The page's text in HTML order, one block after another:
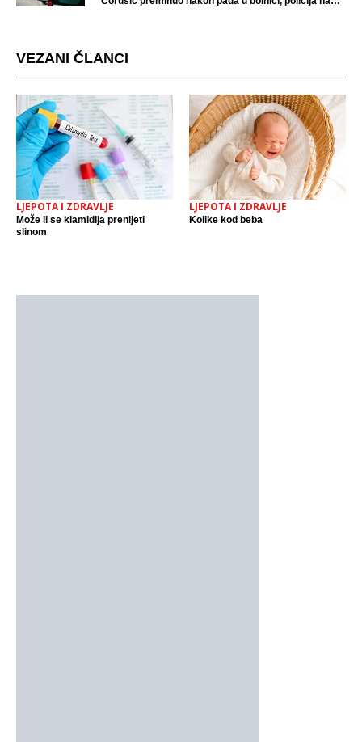
VEZANI ČLANCI
LJEPOTA I ZDRAVLJE
Može li se klamidija prenijeti
slinom
LJEPOTA I ZDRAVLJE
Kolike kod beba